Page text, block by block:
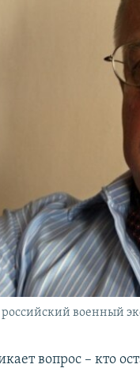
военный
вопрос – кто